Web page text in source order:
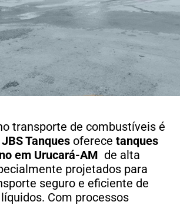
transporte de combustíveis é
JBS Tanques oferece tanques
em Urucará-AM de alta
projetados para
seguro e eficiente de
Com processos